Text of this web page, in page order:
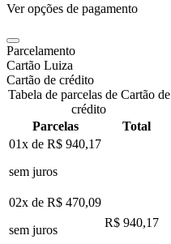
Ver opções de pagamento
Parcelamento
Cartão Luiza
Cartão de crédito
Tabela de parcelas de Cartão de
crédito
Parcelas
Total
01x de R$ 940,17
sem juros
02x de R$ 470,09
sem juros
R$ 940,17